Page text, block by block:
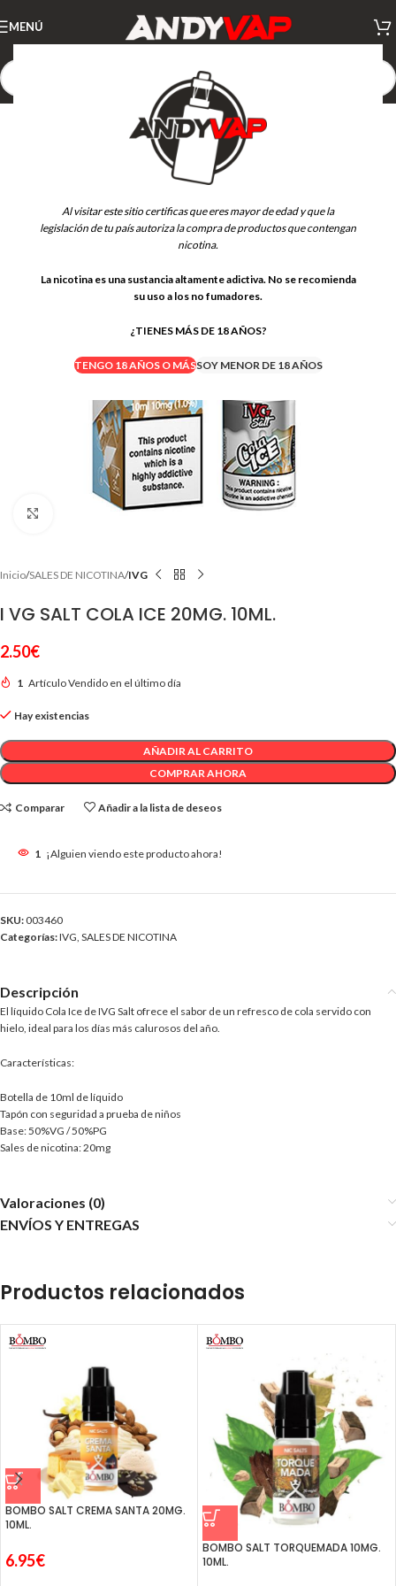
Al visitar este sitio certificas que eres mayor de edad y que la
legislación de tu país autoriza la compra de productos que contengan
nicotina.
La nicotina es una sustancia altamente adictiva. No se recomienda
su uso a los no fumadores.
¿TIENES MÁS DE 18 AÑOS?
TENGO 18 AÑOS O MÁSSOY MENOR DE 18 AÑOS
MENÚ
Clic para ampliar
Inicio SALES DE NICOTINA IVG
I VG SALT COLA ICE 20MG. 10ML.
2.50€
1 Artículo Vendido en el último día
Hay existencias
AÑADIR AL CARRITO
COMPRAR AHORA
Comparar Añadir a la lista de deseos
1 ¡Alguien viendo este producto ahora!
SKU: 003460
Categorías:IVG SALES DE NICOTINA
Descripción
El líquido Cola Ice de IVG Salt ofrece el sabor de un refresco de cola servido con
hielo, ideal para los días más calurosos del año.
Características:
Botella de 10ml de líquido
Tapón con seguridad a prueba de niños
Base: 50%VG / 50%PG
Sales de nicotina: 20mg
Valoraciones (0)
ENVÍOS Y ENTREGAS
Productos relacionados
BOMBO SALT CREMA SANTA 20MG.
10ML.
6.95€
BOMBO SALT TORQUEMADA 10MG.
10ML.